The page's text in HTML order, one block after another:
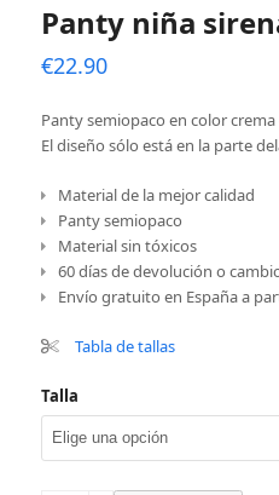
Panty niña
€22.90
Panty semiopaco en color
El diseño sólo está en la parte
Material de la mejor calidad
Panty semiopaco
Material sin tóxicos
60 días de devolución o
Envío gratuito en España a
Tabla de tallas
Talla